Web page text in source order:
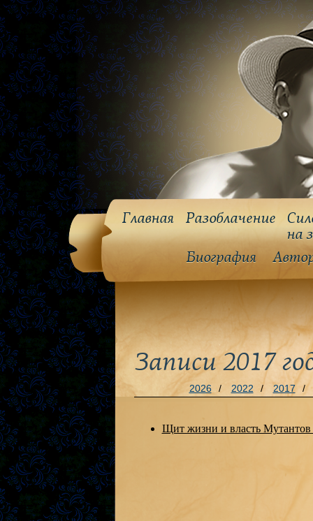
Главная Разоблачение
на
Биография
Записи 2017
2026 / 2022 / 2017 /
Щит жизни и власть